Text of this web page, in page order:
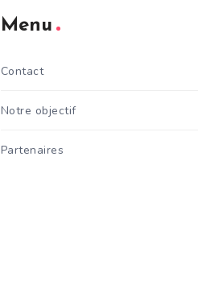
Menu
Contact
Notre objectif
Partenaires